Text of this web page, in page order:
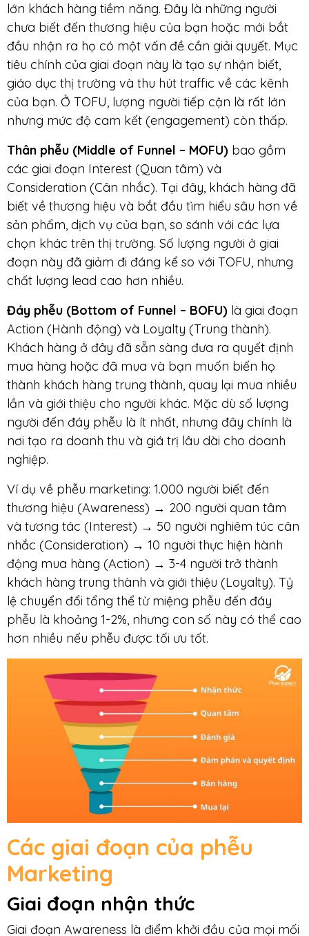
lớn khách hàng tiềm năng. Đây là những người
chưa biết đến thương hiệu của bạn hoặc mới bắt
đầu nhận ra họ có một vấn đề cần giải quyết. Mục
tiêu chính của giai đoạn này là tạo sự nhận biết,
giáo dục thị trường và thu hút traffic về các kênh
của bạn. Ở TOFU, lượng người tiếp cận là rất lớn
nhưng mức độ cam kết (engagement) còn thấp.
Thân phễu (Middle of Funnel – MOFU) bao gồm
các giai đoạn Interest (Quan tâm) và
Consideration (Cân nhắc). Tại đây, khách hàng đã
biết về thương hiệu và bắt đầu tìm hiểu sâu hơn về
sản phẩm, dịch vụ của bạn, so sánh với các lựa
chọn khác trên thị trường. Số lượng người ở giai
đoạn này đã giảm đi đáng kể so với TOFU, nhưng
chất lượng lead cao hơn nhiều.
Đáy phễu (Bottom of Funnel – BOFU) là giai đoạn
Action (Hành động) và Loyalty (Trung thành).
Khách hàng ở đây đã sẵn sàng đưa ra quyết định
mua hàng hoặc đã mua và bạn muốn biến họ
thành khách hàng trung thành, quay lại mua nhiều
lần và giới thiệu cho người khác. Mặc dù số lượng
người đến đáy phễu là ít nhất, nhưng đây chính là
nơi tạo ra doanh thu và giá trị lâu dài cho doanh
nghiệp.
Ví dụ về phễu marketing: 1.000 người biết đến
thương hiệu (Awareness) → 200 người quan tâm
và tương tác (Interest) → 50 người nghiêm túc cân
nhắc (Consideration) → 10 người thực hiện hành
động mua hàng (Action) → 3-4 người trở thành
khách hàng trung thành và giới thiệu (Loyalty). Tỷ
lệ chuyển đổi tổng thể từ miệng phễu đến đáy
phễu là khoảng 1-2%, nhưng con số này có thể cao
hơn nhiều nếu phễu được tối ưu tốt.
Các giai đoạn của phễu
Marketing
Giai đoạn nhận thức
Giai đoạn Awareness là điểm khởi đầu của mọi mối